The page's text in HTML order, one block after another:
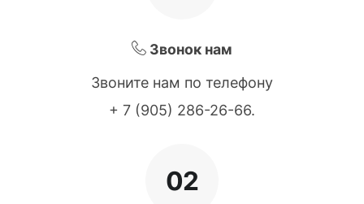
Звонок нам
Звоните нам по телефону
+ 7 (905) 286-26-66.
02